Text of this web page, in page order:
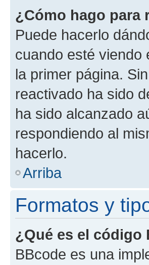
¿Cómo hago para
Puede hacerlo
cuando esté viendo
la primer página.
reactivado ha sido
ha sido alcanzado
respondiendo al
hacerlo.
Arriba
Formatos y
¿Qué es el código
BBcode es una